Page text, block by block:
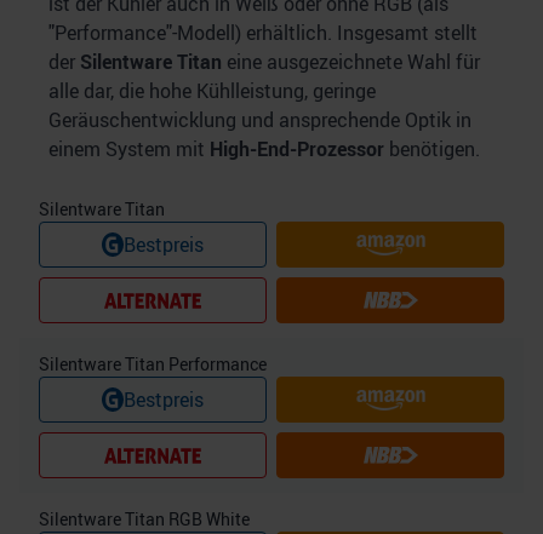
analysieren. Außerdem geben wir Informationen zu Ihrer
Verwendung unserer Website an unsere Partner für
soziale Medien, Werbung und Analysen weiter. Unsere
Partner führen diese Informationen möglicherweise mit
weiteren Daten zusammen, die Sie ihnen bereitgestellt
gesammelt haben.
"Performance"-Modell) erhältlich. Insgesamt stellt
der Silentware Titan eine ausgezeichnete Wahl für
alle dar, die hohe Kühlleistung, geringe
Geräuschentwicklung und ansprechende Optik in
einem System mit High-End-Prozessor benötigen.
Silentware Titan
Bestpreis
Silentware Titan Performance
Bestpreis
Silentware Titan RGB White